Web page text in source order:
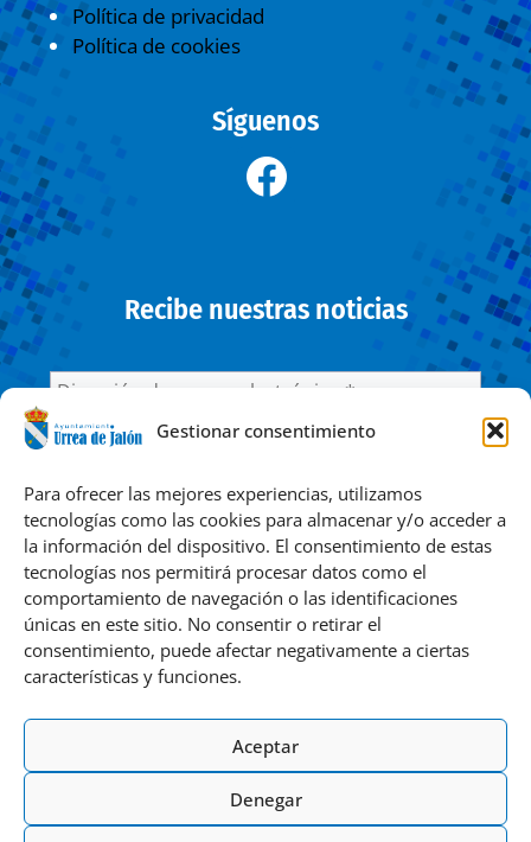
Gestionar consentimiento
Para ofrecer las mejores experiencias, utilizamos
tecnologías como las cookies para almacenar y/o acceder a
la información del dispositivo. El consentimiento de estas
tecnologías nos permitirá procesar datos como el
comportamiento de navegación o las identificaciones
únicas en este sitio. No consentir o retirar el
consentimiento, puede afectar negativamente a ciertas
características y funciones.
Aceptar
Denegar
Política de privacidad
Política de cookies
Síguenos
Recibe nuestras noticias
He leído y acepto la
Responsable » Ayuntamiento de Urrea de Jalón. / Finalidad »
enviarte nuestras publicaciones y noticias. / Legitimación »
tu consentimiento. / Destinatarios » solo se realizan
cesiones si existe una obligación legal. / Derechos » podrás
ejercer tus derechos de acceso, rectificación, limitación y
Privacidad.